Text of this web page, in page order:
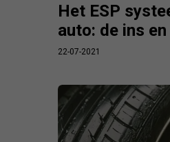
Het ESP
auto: de ins
22-07-2021